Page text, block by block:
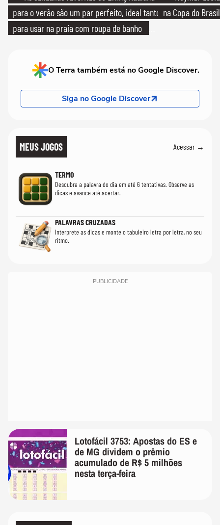
para o verão são um par perfeito, ideal tanto
para usar na praia com roupa de banho
na Copa do Brasil
O Terra também está no Google Discover.
Siga no Google Discover
MEUS JOGOS Acessar →
TERMO
Descubra a palavra do dia em até 6 tentativas. Observe as
dicas e avance até acertar.
PALAVRAS CRUZADAS
Interprete as dicas e monte o tabuleiro letra por letra, no seu
ritmo.
PUBLICIDADE
Lotofácil 3753: Apostas do ES e
de MG dividem o prêmio
acumulado de R$ 5 milhões
nesta terça-feira